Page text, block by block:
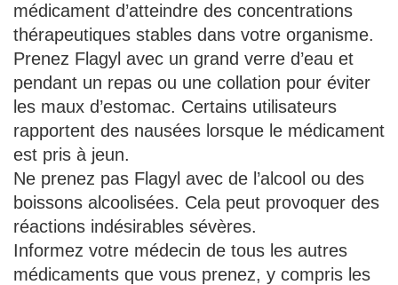
médicament d’atteindre des concentrations
thérapeutiques stables dans votre organisme.
Prenez Flagyl avec un grand verre d’eau et
pendant un repas ou une collation pour éviter
les maux d’estomac. Certains utilisateurs
rapportent des nausées lorsque le médicament
est pris à jeun.
Ne prenez pas Flagyl avec de l’alcool ou des
boissons alcoolisées. Cela peut provoquer des
réactions indésirables sévères.
Informez votre médecin de tous les autres
médicaments que vous prenez, y compris les